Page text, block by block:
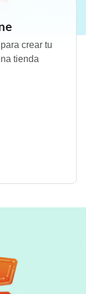
crear tu
tienda